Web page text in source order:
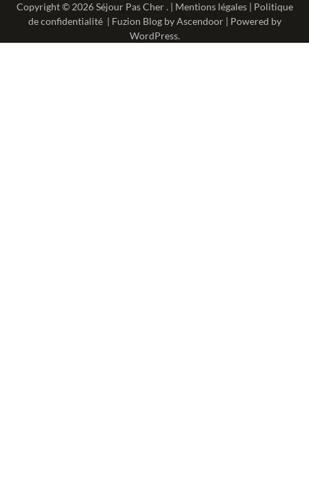
Copyright © 2026Séjour Pas Cher. | Mentions légales| Politique
de confidentialité| Fuzion Blog byAscendoor| Powered by
WordPress.